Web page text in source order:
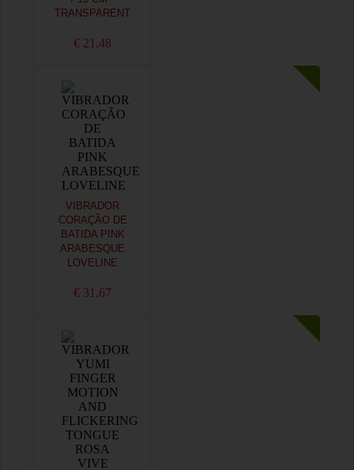
TRANSPARENT
€ 21,48
VIBRADOR
CORAÇÃO DE
BATIDA PINK
ARABESQUE
LOVELINE
€ 31,67